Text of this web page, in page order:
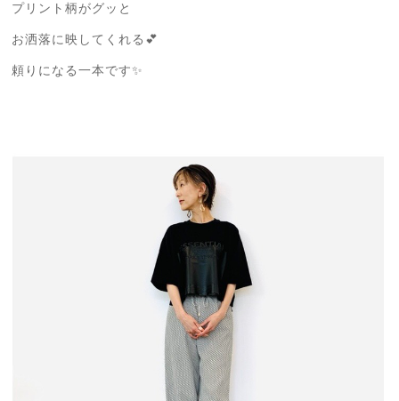
プリント柄がグッと
お洒落に映してくれる💕
頼りになる一本です✨